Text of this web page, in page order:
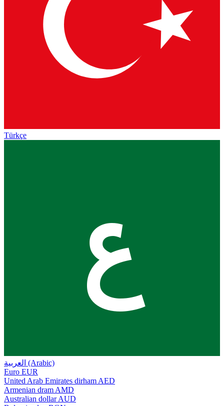
Türkçe
ع
العربية (Arabic)
Euro EUR
United Arab Emirates dirham AED
Armenian dram AMD
Australian dollar AUD